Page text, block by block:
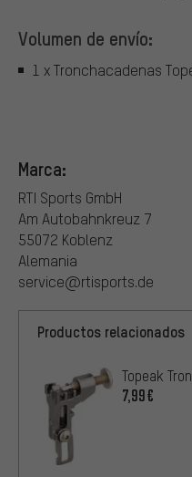
Volumen de envío:
1 x Tronchacadenas
Marca:
RTI Sports GmbH
Am Autobahnkreuz 7
55072 Koblenz
Alemania
service@rtisports.de
Productos relacionados
Topeak
7,99€